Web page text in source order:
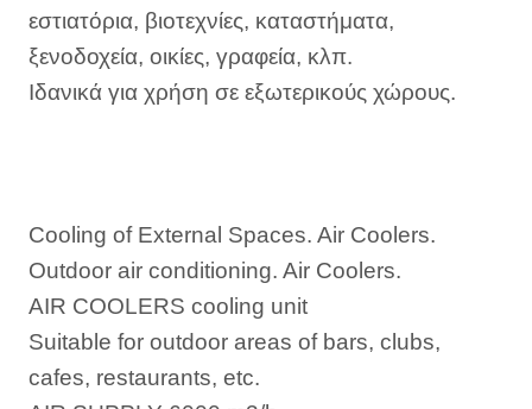
εστιατόρια, βιοτεχνίες, καταστήματα,
ξενοδοχεία, οικίες, γραφεία, κλπ.
Ιδανικά για χρήση σε εξωτερικούς χώρους.
Cooling of External Spaces. Air Coolers.
Outdoor air conditioning. Air Coolers.
AIR COOLERS cooling unit
Suitable for outdoor areas of bars, clubs,
cafes, restaurants, etc.